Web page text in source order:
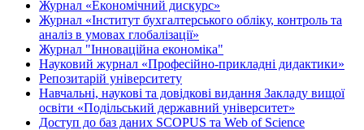
Журнал «Економічний дискурс»
Журнал «Інститут бухгалтерського обліку, контроль та
аналіз в умовах глобалізації»
Журнал "Інноваційна економіка"
Науковий журнал «Професійно-прикладні дидактики»
Репозитарій університету
Навчальні, наукові та довідкові видання Закладу вищої
освіти «Подільський державний університет»
Доступ до баз даних SCOPUS та Web of Science